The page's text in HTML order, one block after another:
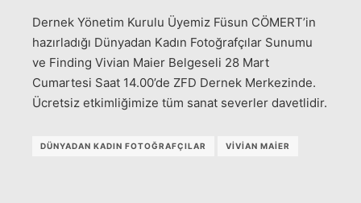
Dernek Yönetim Kurulu Üyemiz Füsun CÖMERT’in
hazırladığı Dünyadan Kadın Fotoğrafçılar Sunumu
ve Finding Vivian Maier Belgeseli 28 Mart
Cumartesi Saat 14.00’de ZFD Dernek Merkezinde.
Ücretsiz etkimliğimize tüm sanat severler davetlidir.
DÜNYADAN KADIN FOTOĞRAFÇILAR VIVIAN MAIER